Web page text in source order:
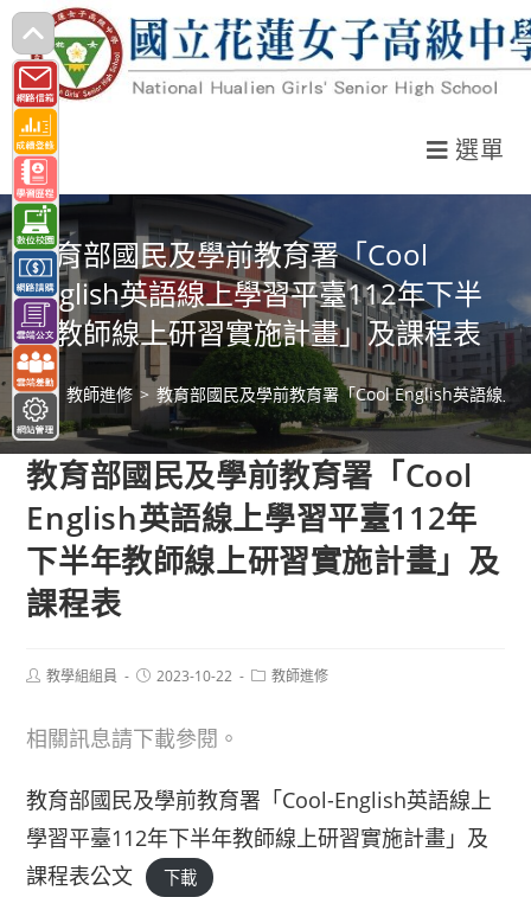
跳
轉
至
主
要
內
容
選單
教育部國民及學前教育署「Cool
English英語線上學習平臺112年下半
年教師線上研習實施計畫」及課程表
> 教師進修 > 教育部國民及學前教育署「Cool English英語線上
教育部國民及學前教育署「Cool
English英語線上學習平臺112年
下半年教師線上研習實施計畫」及
課程表
Post教學組組員
Post2023-10-22
Post教師進修
相關訊息請下載參閱。
教育部國民及學前教育署「Cool-English英語線上
學習平臺112年下半年教師線上研習實施計畫」及
課程表公文
下載